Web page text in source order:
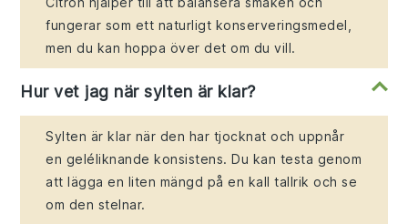
fungerar som ett naturligt konserveringsmedel,
men du kan hoppa över det om du vill.
Hur vet jag när sylten är klar?
Sylten är klar när den har tjocknat och uppnår
en geléliknande konsistens. Du kan testa genom
att lägga en liten mängd på en kall tallrik och se
om den stelnar.